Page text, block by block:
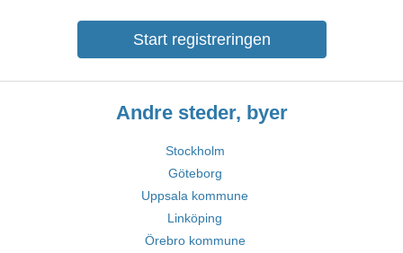
Start registreringen
Andre steder, byer
Stockholm
Göteborg
Uppsala kommune
Linköping
Örebro kommune